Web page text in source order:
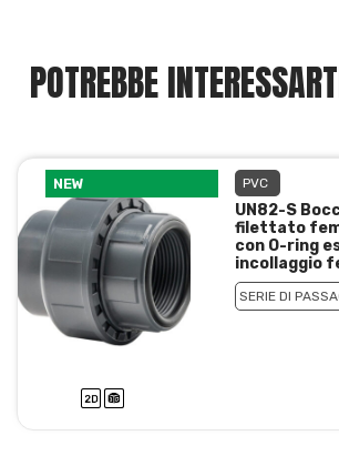
POTREBBE
NEW PVC
UN82-S
filettato
con O-ring
incollaggio
SERIE DI